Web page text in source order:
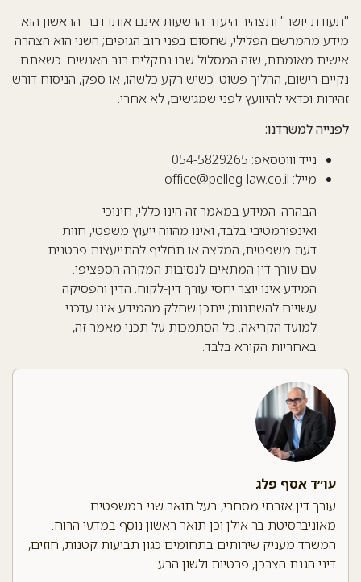
"תעודת יושר" ותצהיר היעדר הרשעות אינם אותו דבר. הראשון הוא
מידע מהמרשם הפלילי, שחסום בפני רוב הגופים; השני הוא הצהרה
אישית מאומתת, שזה המסלול שבו נתקלים רוב האנשים. כשאתם
נקיים רישום, ההליך פשוט. כשיש רקע כלשהו, או ספק, הניסוח דורש
זהירות וכדאי להיוועץ לפני שמגישים, לא אחרי.
לפנייה למשרדנו:
נייד וווטסאפ: 054-5829265
מייל: office@pelleg-law.co.il
הבהרה: המידע במאמר זה הינו כללי, חינוכי
ואינפורמטיבי בלבד, ואינו מהווה ייעוץ משפטי, חוות
דעת משפטית, המלצה או תחליף להתייעצות פרטנית
עם עורך דין המתאים לנסיבות המקרה הספציפי.
המידע אינו יוצר יחסי עורך דין-לקוח. הדין והפסיקה
עשויים להשתנות; ייתכן שחלק מהמידע אינו עדכני
למועד הקריאה. כל הסתמכות על תכני מאמר זה,
באחריות הקורא בלבד.
עו״ד אסף פלג
עורך דין אזרחי מסחרי, בעל תואר שני במשפטים
מאוניברסיטת בר אילן וכן תואר ראשון נוסף במדעי הרוח.
המשרד מעניק שירותים בתחומים כגון תביעות קטנות, חוזים,
דיני הגנת הצרכן, פרטיות ולשון הרע.